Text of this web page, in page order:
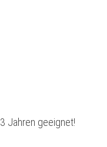
Jahren geeignet!